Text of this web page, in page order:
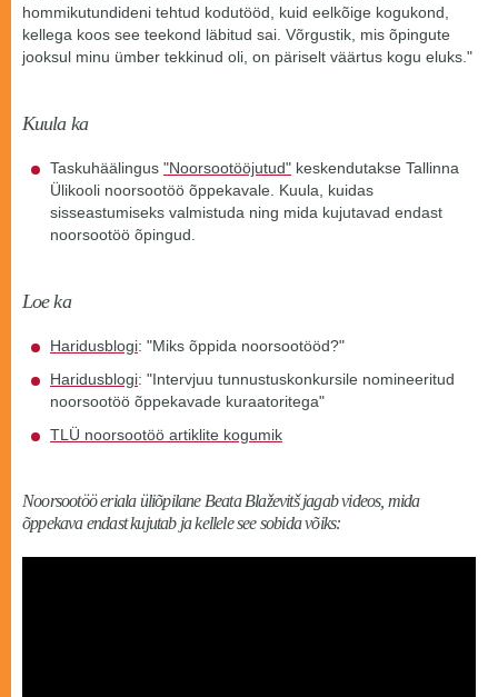
hommikutundideni tehtud kodutööd, kuid eelkõige kogukond,
kellega koos see teekond läbitud sai. Võrgustik, mis õpingute
jooksul minu ümber tekkinud oli, on päriselt väärtus kogu eluks."
Kuula ka
Taskuhäälingus "Noorsootööjutud" keskendutakse Tallinna
Ülikooli noorsootöö õppekavale. Kuula, kuidas
sisseastumiseks valmistuda ning mida kujutavad endast
noorsootöö õpingud.
Loe ka
Haridusblogi: "Miks õppida noorsootööd?"
Haridusblogi: "Intervjuu tunnustuskonkursile nomineeritud
noorsootöö õppekavade kuraatoritega"
TLÜ noorsootöö artiklite kogumik
Noorsootöö eriala üliõpilane Beata Blaževitš jagab videos, mida
õppekava endast kujutab ja kellele see sobida võiks: